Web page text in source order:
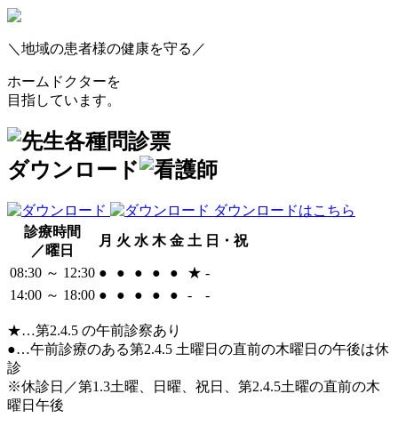
＼地域の患者様の健康を守る／
ホームドクターを
目指しています。
各種問診票
ダウンロード
ダウンロードはこちら
診療時間
／曜日
月 火 水 木 金 土 日・祝
08:30 ～ 12:30 ● ● ● ● ● ★ -
14:00 ～ 18:00 ● ● ● ● ● - -
★…第2.4.5 の午前診察あり
●…午前診療のある第2.4.5 土曜日の直前の木曜日の午後は休
診
※休診日／第1.3土曜、日曜、祝日、第2.4.5土曜の直前の木
曜日午後